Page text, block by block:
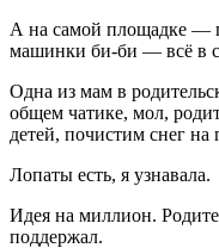
А на самой площадке —
машинки би-би — всё в
Одна из мам в
общем чатике, мол,
детей, почистим снег на
Лопаты есть, я узнавала.
Идея на миллион.
поддержал.